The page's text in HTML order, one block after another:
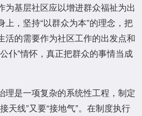
为基层社区应以增进群众福祉为出
上，坚持“以群众为本”的理念，把
活的需要作为社区工作的出发点和
仆”情怀，真正把群众的事情当成
理是一项复杂的系统性工程，制定
天线”又要“接地气”。在制度执行